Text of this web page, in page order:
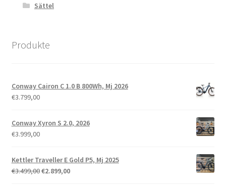
Sättel
Produkte
Conway Cairon C 1.0 B 800Wh, Mj 2026
€3.799,00
Conway Xyron S 2.0, 2026
€3.999,00
Kettler Traveller E Gold P5, Mj 2025
€3.499,00€2.899,00